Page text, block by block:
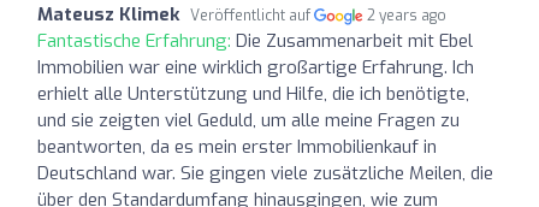
Mateusz Klimek Veröffentlicht auf 2 years ago
Fantastische Erfahrung: Die Zusammenarbeit mit Ebel
Immobilien war eine wirklich großartige Erfahrung. Ich
erhielt alle Unterstützung und Hilfe, die ich benötigte,
und sie zeigten viel Geduld, um alle meine Fragen zu
beantworten, da es mein erster Immobilienkauf in
Deutschland war. Sie gingen viele zusätzliche Meilen, die
über den Standardumfang hinausgingen, wie zum